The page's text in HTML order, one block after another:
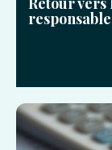
responsable